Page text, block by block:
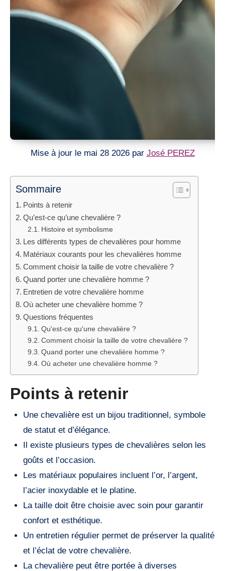
Mise à jour le mai 28 2026 par José PEREZ
Sommaire
Points à retenir
Qu’est-ce qu’une chevalière ?
Histoire et symbolisme
Les différents types de chevalières pour homme
Matériaux courants pour les chevalières homme
Comment choisir la taille de votre chevalière ?
Quand porter une chevalière homme ?
Entretien de votre chevalière homme
Où acheter une chevalière homme ?
Questions fréquentes
Qu'est-ce qu'une chevalière ?
Comment choisir la taille de votre chevalière ?
Quand porter une chevalière homme ?
Où acheter une chevalière homme ?
Points à retenir
Une chevalière est un bijou traditionnel, symbole
de statut et d’élégance.
Il existe plusieurs types de chevalières selon les
goûts et l’occasion.
Les matériaux populaires incluent l’or, l’argent,
l’acier inoxydable et le platine.
La taille doit être choisie avec soin pour garantir
confort et esthétique.
Un entretien régulier permet de préserver la qualité
et l’éclat de votre chevalière.
La chevalière peut être portée à diverses